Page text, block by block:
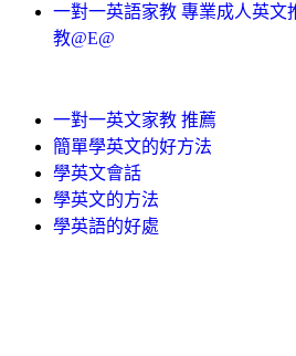
一對一英語家教 專業成人英文
教@E@
一對一英文家教 推薦
簡單學英文的好方法
學英文會話
學英文的方法
學英語的好處